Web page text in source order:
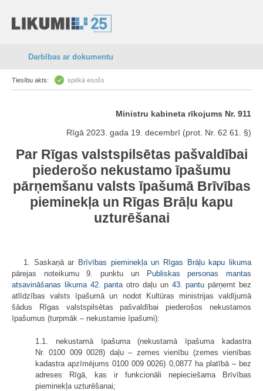
Darbības ar dokumentu
Tiesību akts: spēkā esošs
Ministru kabineta rīkojums Nr. 911
Rīgā 2023. gada 19. decembrī (prot. Nr. 62 61. §)
Par Rīgas valstspilsētas pašvaldībai
piederošo nekustamo īpašumu
pārņemšanu valsts īpašumā Brīvības
pieminekļa un Rīgas Brāļu kapu
uzturēšanai
1. Saskaņā ar Brīvības pieminekļa un Rīgas Brāļu kapu likuma
pārejas noteikumu 9. punktu un
Publiskas personas mantas
atsavināšanas likuma 42. panta otro daļu un 43. pantu pārņemt bez
atlīdzības valsts īpašumā un nodot Kultūras ministrijas valdījumā
šādus Rīgas valstspilsētas pašvaldībai piederošos nekustamos
īpašumus (turpmāk – nekustamie īpašumi):
1.1. nekustamā īpašuma (nekustamā īpašuma kadastra
Nr. 0100 009 0028) daļu – zemes vienību (zemes vienības
kadastra apzīmējums 0100 009 0026) 0,0877 ha platībā – bez
adreses Rīgā, kas ir funkcionāli nepieciešama Brīvības
pieminekļa uzturēšanai;